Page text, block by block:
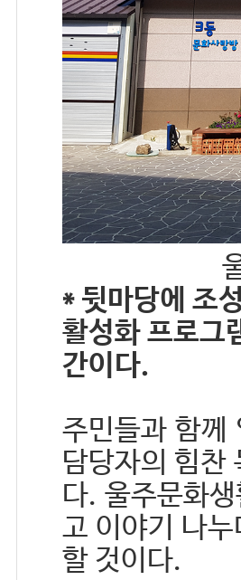
* 뒷마당에 조
활성화 프로그
간이다.
주민들과 함께
담당자의 힘찬
다. 울주문화
고 이야기 나
할 것이다.